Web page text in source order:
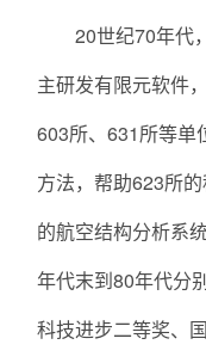
20世纪70年代
主研发有限元软件
603所、631所等单
方法，帮助623所
的航空结构分析系
年代末到80年代分
科技进步二等奖、